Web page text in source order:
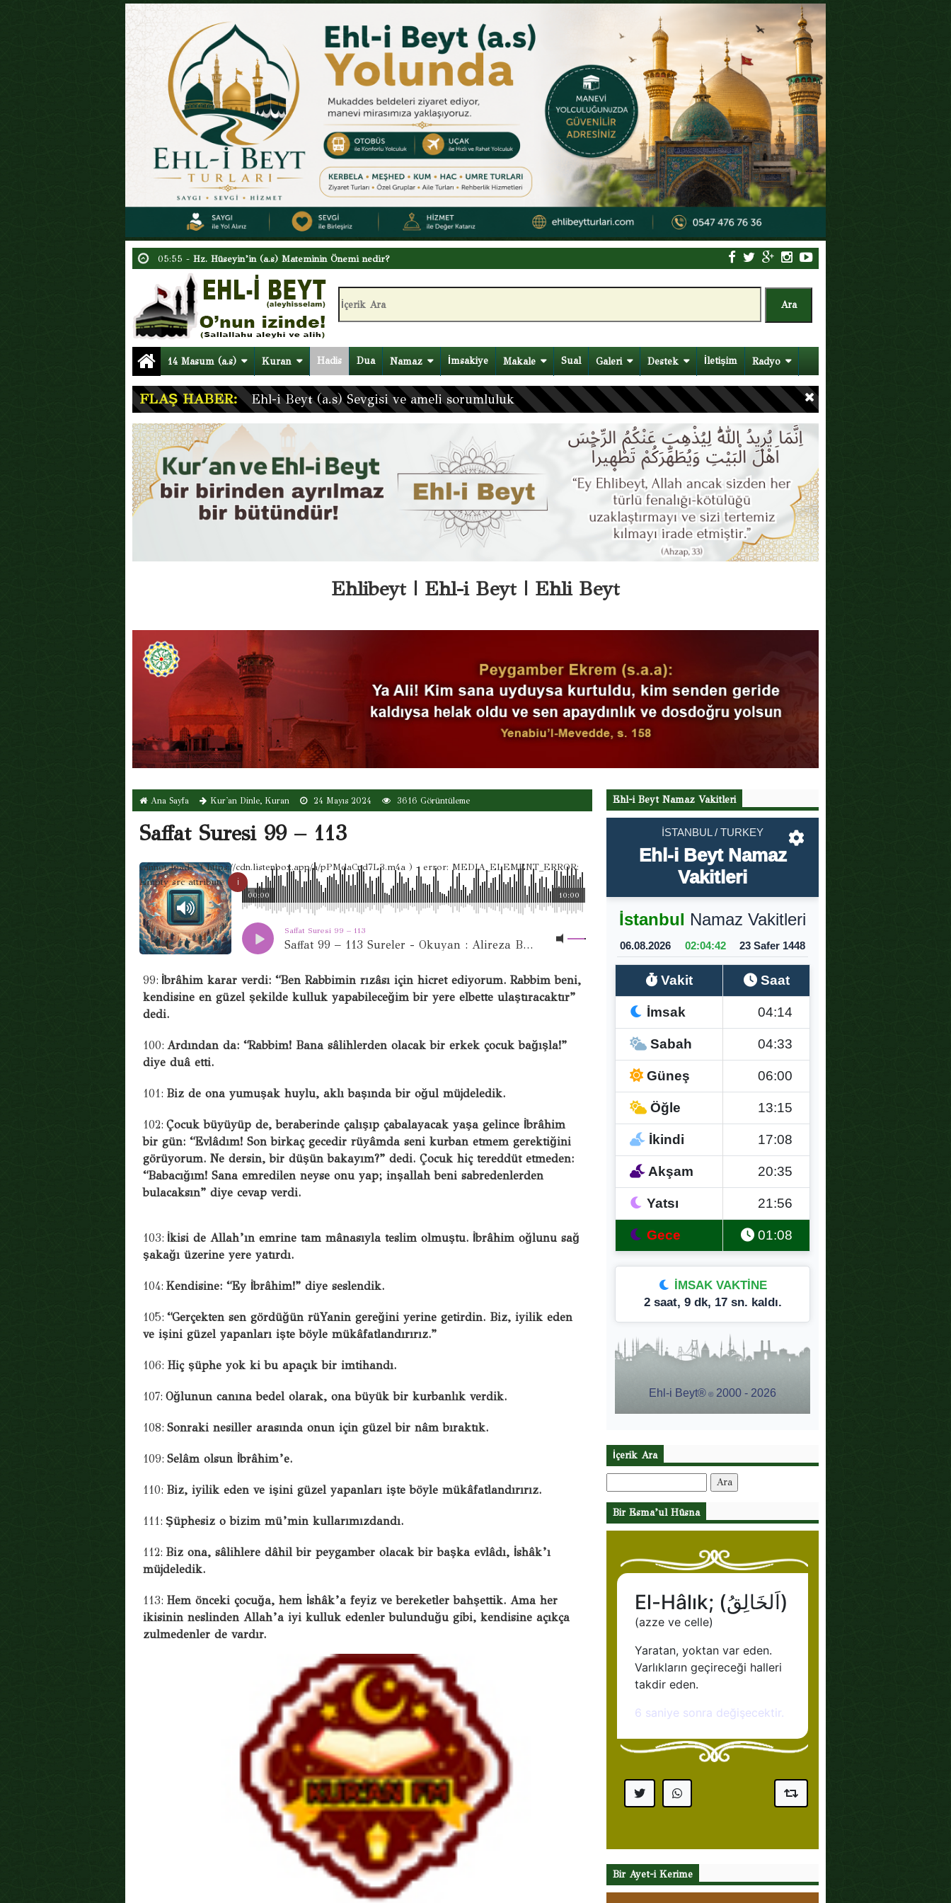
15:54 -Hazreti Ali’nin (a.s.) Tevhid Hutbesi
02:09 -Ben Geldim Rabbim (Şiir)
23:30 -Ehl-i Beyt (a.s) Sevgisi ve ameli sorumluluk
11:13 -15 Şaban’ın Gece ve Gündüz Amelleri
04:48 - Ebu Hureyre Gerçeği
17:24 -Aşura Gerçeği : Uydurulan Sevinçler
07:32 -Yetmiş Üç Fırka Hadisi
Tarihte Şia’nın Kazanımları nelerdir?
06:12 -Yezid’in Tövbesi
05:55 - Hz. Hüseyin’in (a.s) Mateminin Önemi nedir?
15:54 -Hazreti Ali’nin (a.s.) Tevhid Hutbesi
02:09 - Ben Geldim Rabbim (Şiir)
14 Masum (a.s) Kuran Hadis Dua Namaz İmsakiye Makale Sual Galeri Destek İletişim Radyo
FLAŞ HABER: Ehl-i Beyt (a.s) Sevgisi ve ameli sorumluluk
Ehlibeyt | Ehl-i Beyt | Ehli Beyt
Ana Sayfa Kur'an Dinle, Kuran 24 Mayıs 2024 3616 Görüntüleme
Saffat Suresi 99 – 113
10:00
00:00
Saffat Suresi 99 – 113
Saffat 99 – 113 Sureler - Okuyan : Alireza Bizni
cannot load - ( https://cdn.listenbox.app/a/pPMdaCnd7L3.m4a ) - error: MEDIA_ELEMENT_ERROR:
Empty src attribute
ℹ
99: İbrâhim karar verdi: “Ben Rabbimin rızâsı için hicret ediyorum. Rabbim beni,
kendisine en güzel şekilde kulluk yapabileceğim bir yere elbette ulaştıracaktır”
dedi.
100: Ardından da: “Rabbim! Bana sâlihlerden olacak bir erkek çocuk bağışla!”
diye duâ etti.
101: Biz de ona yumuşak huylu, aklı başında bir oğul müjdeledik.
102: Çocuk büyüyüp de, beraberinde çalışıp çabalayacak yaşa gelince İbrâhim
bir gün: “Evlâdım! Son birkaç gecedir rüyâmda seni kurban etmem gerektiğini
görüyorum. Ne dersin, bir düşün bakayım?” dedi. Çocuk hiç tereddüt etmeden:
“Babacığım! Sana emredilen neyse onu yap; inşallah beni sabredenlerden
bulacaksın” diye cevap verdi.
103: İkisi de Allah’ın emrine tam mânasıyla teslim olmuştu. İbrâhim oğlunu sağ
şakağı üzerine yere yatırdı.
104: Kendisine: “Ey İbrâhim!” diye seslendik.
105: “Gerçekten sen gördüğün rüYanin gereğini yerine getirdin. Biz, iyilik eden
ve işini güzel yapanları işte böyle mükâfatlandırırız.”
106: Hiç şüphe yok ki bu apaçık bir imtihandı.
107: Oğlunun canına bedel olarak, ona büyük bir kurbanlık verdik.
108: Sonraki nesiller arasında onun için güzel bir nâm bıraktık.
109: Selâm olsun İbrâhim’e.
110: Biz, iyilik eden ve işini güzel yapanları işte böyle mükâfat­landırırız.
111: Şüphesiz o bizim mü’min kullarımızdandı.
112: Biz ona, sâlihlere dâhil bir peygamber olacak bir başka evlâdı, İshâk’ı
müjdeledik.
113: Hem önceki çocuğa, hem İshâk’a feyiz ve bereketler bahşettik. Ama her
ikisinin neslinden Allah’a iyi kulluk edenler bulunduğu gibi, kendisine açıkça
zulmedenler de vardır.
Ehl-i Beyt Namaz Vakitleri
İçerik Ara
Bir Esma’ul Hüsna
Bir Ayet-i Kerime